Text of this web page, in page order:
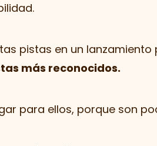
pistas en un lanzamiento
más reconocidos.
para ellos, porque son